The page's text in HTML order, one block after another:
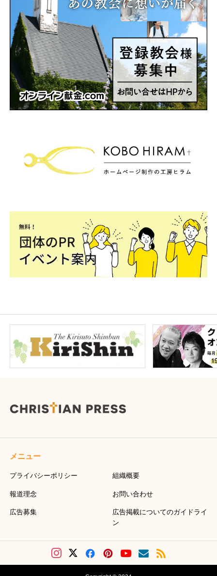
メニュー
プライバシーポリシー 組織概要
報道理念 お問い合わせ
広告募集
広告掲載についてのガイドライ
ン